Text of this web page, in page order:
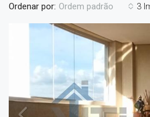
3
Ordenar por: Ordem padrão